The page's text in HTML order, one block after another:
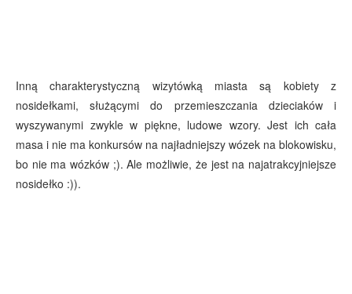
Inną charakterystyczną wizytówką miasta są kobiety z
nosidełkami, służącymi do przemieszczania dzieciaków i
wyszywanymi zwykle w piękne, ludowe wzory. Jest ich cała
masa i nie ma konkursów na najładniejszy wózek na blokowisku,
bo nie ma wózków ;). Ale możliwie, że jest na najatrakcyjniejsze
nosidełko :)).